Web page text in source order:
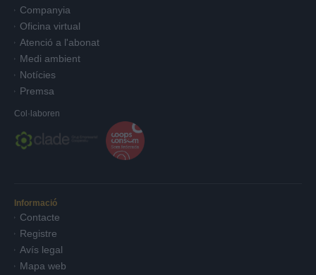
Companyia
Oficina virtual
Atenció a l'abonat
Medi ambient
Notícies
Premsa
Col·laboren
Informació
Contacte
Registre
Avís legal
Mapa web